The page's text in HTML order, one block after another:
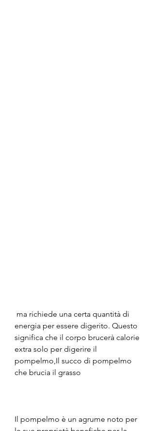
energia per essere digerito. Questo
significa che il corpo brucerà calorie
extra solo per digerire il
pompelmo,Il succo di pompelmo
che brucia il grasso
Il pompelmo è un agrume noto per